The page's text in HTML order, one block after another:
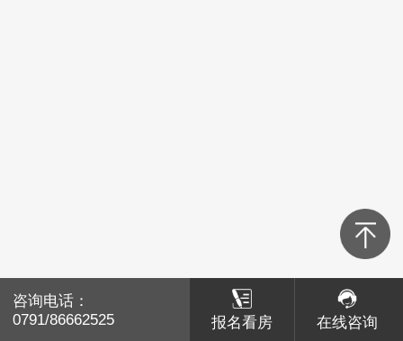
咨询电话：
0791/86662525
报名看房 在线咨询
咨询电话：
0791/86662525
报名看房 在线咨询
赣江新区